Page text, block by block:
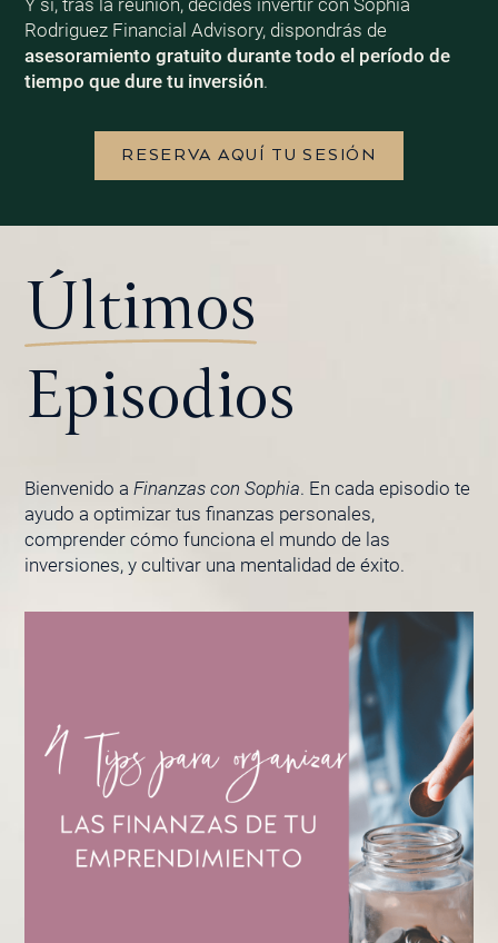
Y si, tras la reunión, decides invertir con Sophia
Rodriguez Financial Advisory, dispondrás de
asesoramiento gratuito durante todo el período de
tiempo que dure tu inversión.
RESERVA AQUÍ TU SESIÓN
Últimos
Episodios
Bienvenido a Finanzas con Sophia. En cada episodio te
ayudo a optimizar tus finanzas personales,
comprender cómo funciona el mundo de las
inversiones, y cultivar una mentalidad de éxito.
PÁGINA
PÁGINAPÁGINA